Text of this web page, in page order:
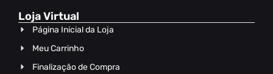
Loja Virtual
Página Inicial da Loja
Meu Carrinho
Finalização de Compra